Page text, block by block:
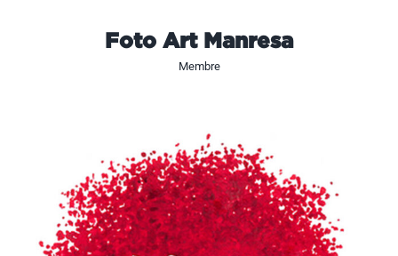
Foto Art Manresa
Membre